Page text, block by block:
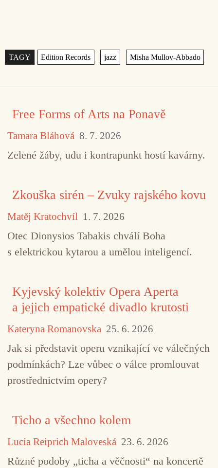
TAGY
Štítky
Edition Records jazz Misha Mullov-
Free Forms of Arts na Ponavě
Tamara Bláhová 8. 7. 2026
Zelené žáby, udu i kontrapunkt hostí kavárny.
Zkouška sirén – Zvuky rajského kovu
Matěj Kratochvíl 1. 7. 2026
Otec Dionysios Tabakis chválí Boha
s elektrickou kytarou a umělou inteligencí.
Kyjevský kolektiv Opera Aperta
a jejich empatické divadlo krutosti
Kateryna Romanovska 25. 6. 2026
Jak si představit operu vznikající ve válečných
podmínkách? Lze vůbec o válce promlouvat
prostřednictvím opery?
Ticho a všechno kolem
Lucia Reiprich Maloveská 23. 6. 2026
Různé podoby „ticha a věčnosti“ na koncertě